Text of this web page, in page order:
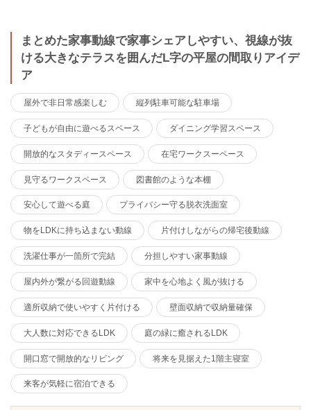
まとめた家事動線で家事シェアしやすい、視線が抜
ける大きなテラスを囲んだL字の平屋の間取りアイデ
ア
屋外で非日常感楽しむ 縦列駐車可能な駐車場
子どもが自由に遊べるスペース ダイニング学習スペース
開放的なスタディースペース 在宅ワークスーペース
見守るワークスペース 図書館のような本棚
安心して遊べる庭 プライバシー守る脱衣洗面室
物をLDKに持ち込まない動線 片付けしながらの帰宅後動線
洗濯仕事が一箇所で完結 分担しやすい家事動線
屋内外が繋がる回遊動線 家中を心地よく風が抜ける
適所収納で使いやすく片付ける 壁面収納で収納量確保
大人数に対応できるLDK 庭の緑に癒されるLDK
開口窓で開放的なリビング 将来を見据えた1階主寝室
来客が気軽に宿泊できる